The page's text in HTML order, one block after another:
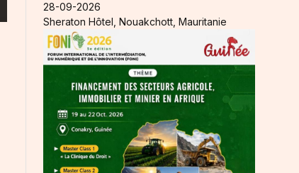
28-09-2026
Sheraton Hôtel, Nouakchott, Mauritanie